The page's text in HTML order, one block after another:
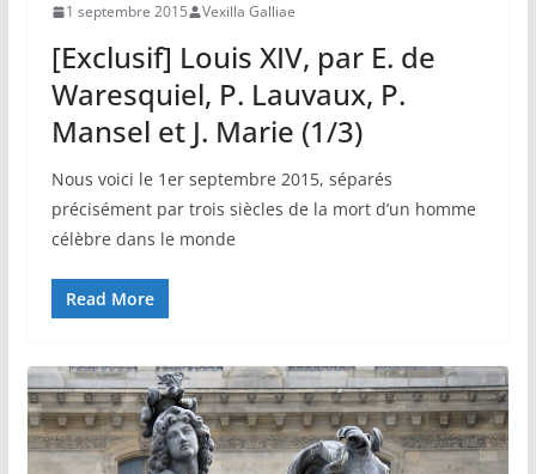
1 septembre 2015 Vexilla Galliae
[Exclusif] Louis XIV, par E. de
Waresquiel, P. Lauvaux, P.
Mansel et J. Marie (1/3)
Nous voici le 1er septembre 2015, séparés
précisément par trois siècles de la mort d’un homme
célèbre dans le monde
Read More